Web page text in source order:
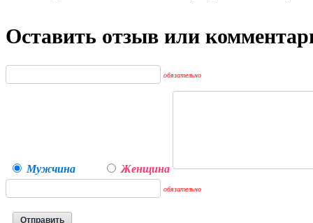
Оставить отзыв или
обязательно
Мужчина Женщина
обязательно